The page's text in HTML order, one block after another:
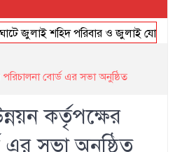
জুলাই শহিদ পরিবার ও জুলাই যোদ্ধাদের
পরিচালনা বোর্ড এর সভা অনুষ্ঠিত
কর্তৃপক্ষের
এর সভা অনুষ্ঠিত